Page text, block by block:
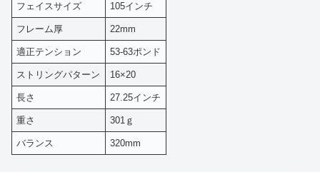
フェイスサイズ 105インチ
フレーム厚 22mm
適正テンション 53-63ポンド
ストリングパターン 16×20
長さ 27.25インチ
重さ 301ｇ
バランス 320mm